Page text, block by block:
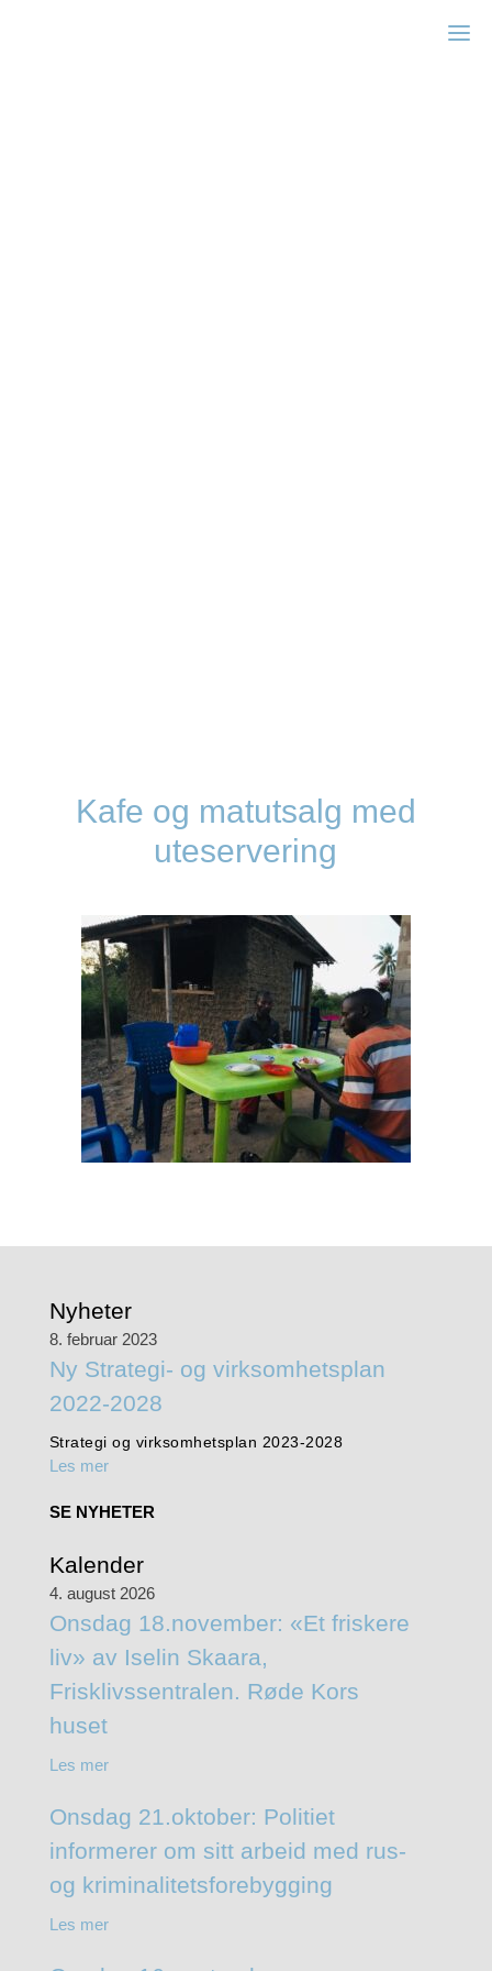
Kafe og matutsalg med
uteservering
Nyheter
8. februar 2023
Ny Strategi- og virksomhetsplan
2022-2028
Strategi og virksomhetsplan 2023-2028
Les mer
SE NYHETER
Kalender
4. august 2026
Onsdag 18.november: «Et friskere
liv» av Iselin Skaara,
Frisklivssentralen. Røde Kors
huset
Les mer
Onsdag 21.oktober: Politiet
informerer om sitt arbeid med rus-
og kriminalitetsforebygging
Les mer